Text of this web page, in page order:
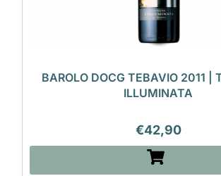
BAROLO DOCG TEBAVIO 2011 |
ILLUMINATA
€42,90